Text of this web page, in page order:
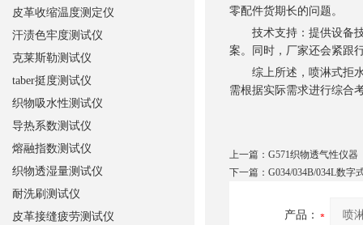
零配件货期长的问题。
技术支持：提供设备技
案。同时，厂家还会紧跟
综上所述，喷淋式拒水
需根据实际需求进行综合
上一篇： G571织物透气性仪器
下一篇： G034/034B/034L数字
产品：
皮革收缩温度测定仪
汗渍色牢度测试仪
克莱斯勒测试仪
taber挺度测试仪
织物吸水性测试仪
导热系数测试仪
熔融指数测试仪
织物透湿量测试仪
耐洗刷测试仪
皮革接缝疲劳测试仪